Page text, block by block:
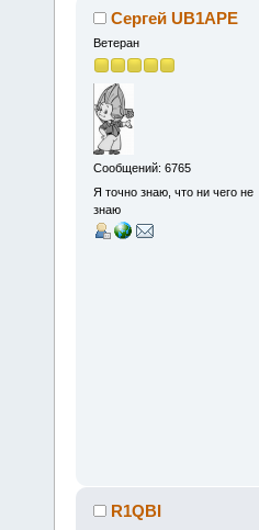
Сергей UB1APE
Ветеран
Сообщений: 6765
Я точно знаю, что ни чего не
знаю
R1QBI